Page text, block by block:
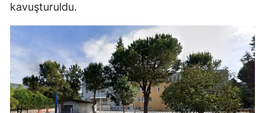
kavuşturuldu.